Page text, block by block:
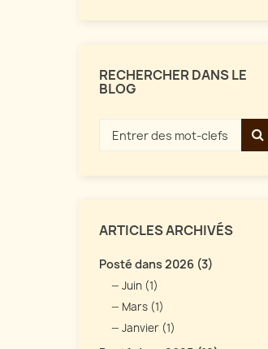
RECHERCHER DANS LE
BLOG
ARTICLES ARCHIVÉS
Posté dans 2026 (3)
Juin (1)
Mars (1)
Janvier (1)